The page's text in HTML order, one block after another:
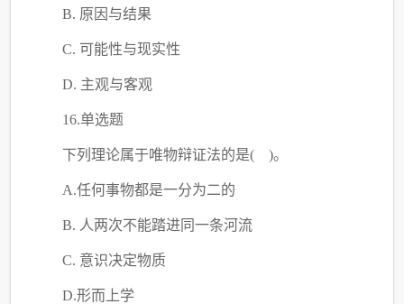
B. 原因与结果
C. 可能性与现实性
D. 主观与客观
16.单选题
下列理论属于唯物辩证法的是( )。
A.任何事物都是一分为二的
B. 人两次不能踏进同一条河流
C. 意识决定物质
D.形而上学